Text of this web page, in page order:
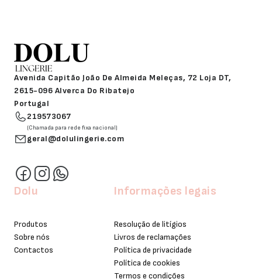
Avenida Capitão João De Almeida Meleças, 72 Loja DT,
2615-096 Alverca Do Ribatejo
Portugal
219573067
(Chamada para rede fixa nacional)
geral@dolulingerie.com
Dolu
Produtos
Sobre nós
Contactos
Informações legais
Resolução de litígios
Livros de reclamações
Política de privacidade
Política de cookies
Termos e condições